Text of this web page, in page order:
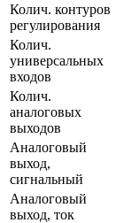
Колич. контуров
регулирования
Колич.
универсальных
входов
Колич.
аналоговых
выходов
Аналоговый
выход,
сигнальный
Аналоговый
выход, ток